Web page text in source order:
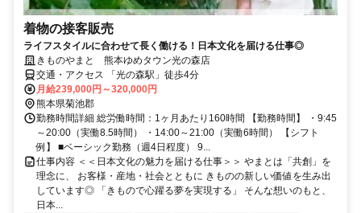
着物の接客販売
ライフスタイルに合わせて長く働ける！日本文化を届ける仕事◎
きものやまと 熊本ゆめタウン光の森店
交通・アクセス 「光の森駅」徒歩4分
月給239,000円～320,000円
熊本県菊池郡
勤務時間詳細 総労働時間：1ヶ月あたり160時間 【勤務時間】 ・9:45
～20:00（実働8.5時間） ・14:00～21:00（実働6時間） 【シフト
例】 ■ベーシック勤務（週4日程度） 9...
仕事内容 ＜＜日本文化の魅力を届ける仕事＞＞ やまとは「共創」を
理念に、 お客様・産地・社会とともに きものの新しい価値を生み出
しています◎ 「きもので心躍る夢を実現する」 そんな想いのもと、
日本...